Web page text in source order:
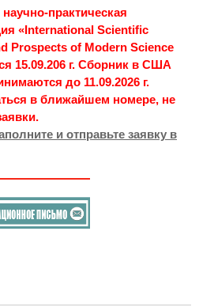
практическая
«International Scientific
Prospects of Modern Science
15.09.206 г. Сборник в США
до 11.09.2026 г.
в ближайшем номере, не
и отправьте заявку в